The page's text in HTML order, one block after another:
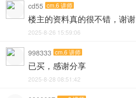
cd55 cm.6 讲师
楼主的资料真的很不错，谢谢
2025-8-26 15:59:06
998333 cm.6 讲师
已买，感谢分享
2025-8-28 08:51:42